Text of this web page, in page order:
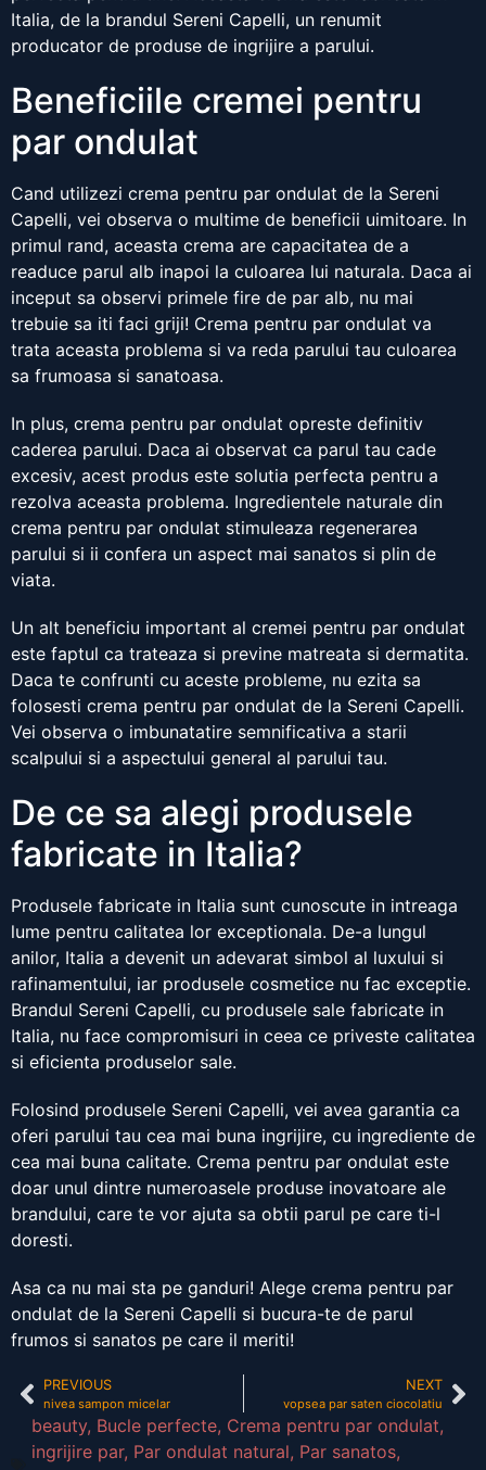
Italia, de la brandul Sereni Capelli, un renumit
producator de produse de ingrijire a parului.
Beneficiile cremei pentru
par ondulat
Cand utilizezi crema pentru par ondulat de la Sereni
Capelli, vei observa o multime de beneficii uimitoare. In
primul rand, aceasta crema are capacitatea de a
readuce parul alb inapoi la culoarea lui naturala. Daca ai
inceput sa observi primele fire de par alb, nu mai
trebuie sa iti faci griji! Crema pentru par ondulat va
trata aceasta problema si va reda parului tau culoarea
sa frumoasa si sanatoasa.
In plus, crema pentru par ondulat opreste definitiv
caderea parului. Daca ai observat ca parul tau cade
excesiv, acest produs este solutia perfecta pentru a
rezolva aceasta problema. Ingredientele naturale din
crema pentru par ondulat stimuleaza regenerarea
parului si ii confera un aspect mai sanatos si plin de
viata.
Un alt beneficiu important al cremei pentru par ondulat
este faptul ca trateaza si previne matreata si dermatita.
Daca te confrunti cu aceste probleme, nu ezita sa
folosesti crema pentru par ondulat de la Sereni Capelli.
Vei observa o imbunatatire semnificativa a starii
scalpului si a aspectului general al parului tau.
De ce sa alegi produsele
fabricate in Italia?
Produsele fabricate in Italia sunt cunoscute in intreaga
lume pentru calitatea lor exceptionala. De-a lungul
anilor, Italia a devenit un adevarat simbol al luxului si
rafinamentului, iar produsele cosmetice nu fac exceptie.
Brandul Sereni Capelli, cu produsele sale fabricate in
Italia, nu face compromisuri in ceea ce priveste calitatea
si eficienta produselor sale.
Folosind produsele Sereni Capelli, vei avea garantia ca
oferi parului tau cea mai buna ingrijire, cu ingrediente de
cea mai buna calitate. Crema pentru par ondulat este
doar unul dintre numeroasele produse inovatoare ale
brandului, care te vor ajuta sa obtii parul pe care ti-l
doresti.
Asa ca nu mai sta pe ganduri! Alege crema pentru par
ondulat de la Sereni Capelli si bucura-te de parul
frumos si sanatos pe care il meriti!
PREVIOUS
nivea sampon micelar
NEXT
vopsea par saten ciocolatiu
beauty, Bucle perfecte, Crema pentru par ondulat,
ingrijire par, Par ondulat natural, Par sanatos,